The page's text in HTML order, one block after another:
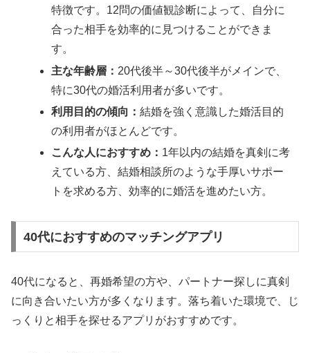
特徴です。12問の価値観診断によって、自分に
合った相手を効率的に見つけることができま
す。
主な年齢層： 20代後半～30代後半がメインで、
特に30代の婚活利用者が多いです。
利用目的の傾向：結婚を強く意識した婚活目的
の利用者がほとんどです。
こんな人におすすめ： 1年以内の結婚を真剣に考
えている方、結婚相談所のような手厚いサポー
トを求める方、効率的に婚活を進めたい方。
40代におすすめのマッチングアプリ
40代になると、再婚希望の方や、パートナー探しに真剣
に向き合いたい方が多くなります。落ち着いた環境で、じ
っくりと相手を探せるアプリがおすすめです。